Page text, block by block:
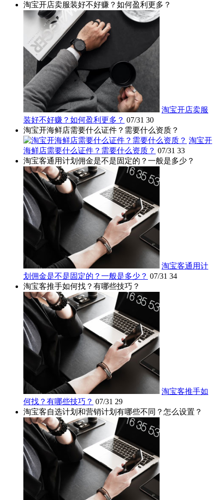
淘宝开店卖服装好不好赚？如何盈利更多？
淘宝开店卖服
装好不好赚？如何盈利更多？ 07/31 30
淘宝开海鲜店需要什么证件？需要什么资质？
淘宝开
海鲜店需要什么证件？需要什么资质？ 07/31 33
淘宝客通用计划佣金是不是固定的？一般是多少？
淘宝客通用计
划佣金是不是固定的？一般是多少？ 07/31 34
淘宝客推手如何找？有哪些技巧？
淘宝客推手如
何找？有哪些技巧？ 07/31 29
淘宝客自选计划和营销计划有哪些不同？怎么设置？